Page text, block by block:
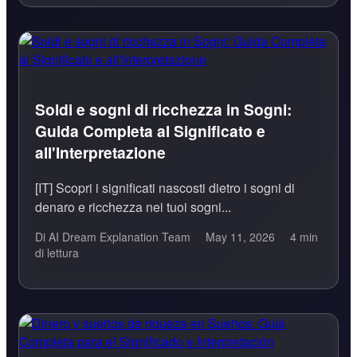
Soldi e sogni di ricchezza in Sogni:
Guida Completa al Significato e
all'Interpretazione
[IT] Scopri i significati nascosti dietro i sogni di
denaro e ricchezza nei tuoi sogni...
Di AI Dream Explanation Team May 11, 2026
4 min
di lettura